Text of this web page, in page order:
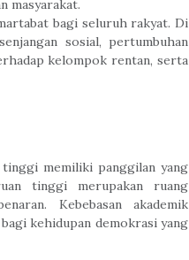
masyarakat.
bagi seluruh rakyat. Di
sosial, pertumbuhan
kelompok rentan, serta
tinggi memiliki panggilan yang
tinggi merupakan ruang
Kebebasan akademik
kehidupan demokrasi yang